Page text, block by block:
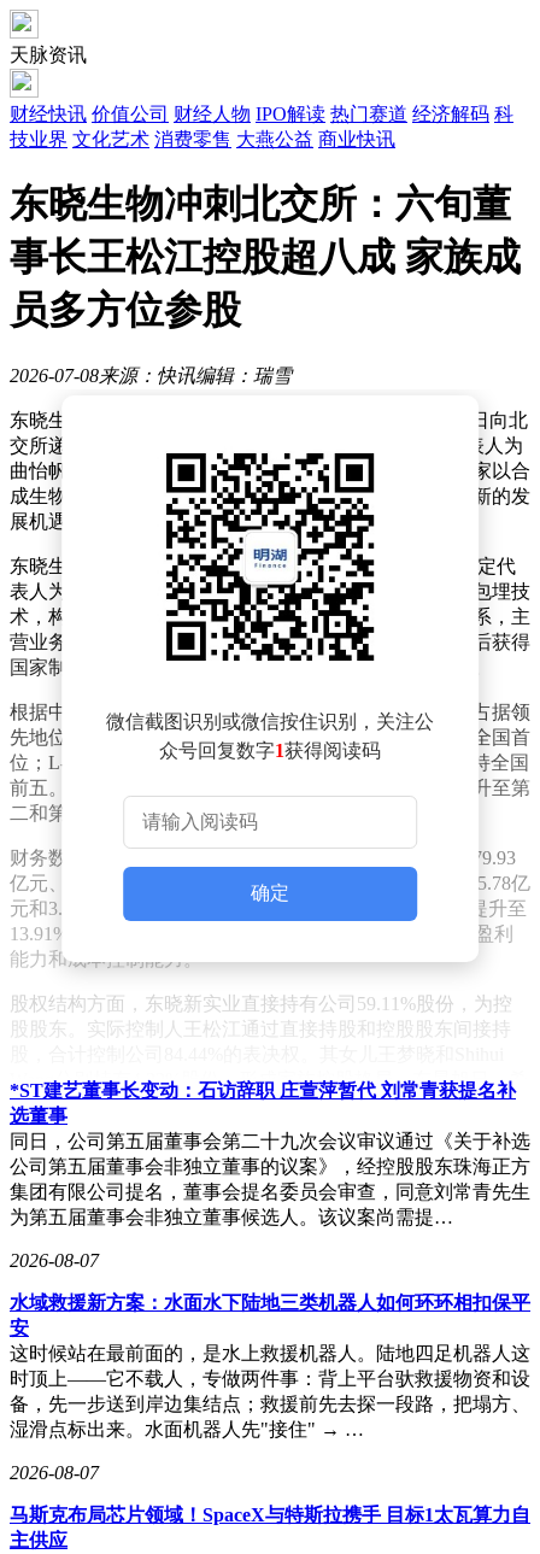
天脉资讯
财经快讯 价值公司 财经人物 IPO解读 热门赛道 经济解码 科
技业界 文化艺术 消费零售 大燕公益 商业快讯
东晓生物冲刺北交所：六旬董
事长王松江控股超八成 家族成
员多方位参股
2026-07-08来源：快讯编辑：瑞雪
东晓生物科技股份有限公司（以下简称“东晓生物”）近日向北
交所递交了IPO申请，中信证券担任保荐机构，保荐代表人为
曲怡帆和张刚，中兴华会计师事务所负责审计工作。这家以合
成生物技术为核心的企业，正通过资本市场的力量寻求新的发
展机遇。
东晓生物成立于2004年12月，注册资本9474.03万元，法定代
表人为王松江。公司依托合成生物、精密发酵和微胶囊包埋技
术，构建了从工业菌种研发到智能化生产的全产业链体系，主
营业务涵盖玉米精深加工领域。凭借技术优势，公司先后获得
国家制造业单项冠军等荣誉，在行业内树立了标杆地位。
根据中国生物发酵产业协会数据，东晓生物在细分市场占据领
先地位。报告期内，公司植脂末产品销量连续三年位居全国首
位；L-赖氨酸硫酸盐、精氨酸等九类产品的销量持续保持全国
前五。其中，精氨酸和缬氨酸在2025年的市场排名分别升至第
二和第六位，展现出强劲的增长势头。
财务数据显示，2023年至2025年，公司营业收入分别为79.93
亿元、78.40亿元和77.48亿元，净利润分别为2.98亿元、5.78亿
元和3.83亿元。尽管营收略有波动，但毛利率从10.33%提升至
13.91%后，仍维持在11.74%的合理水平，反映出较强的盈利
能力和成本控制能力。
股权结构方面，东晓新实业直接持有公司59.11%股份，为控
股股东。实际控制人王松江通过直接持股和控股股东间接持
Wang分别持有4.22%股份，形成家族控股格局。东昇旭日、希
努尔国际等机构投资者也持有一定比例股份，为公司的治理结
构增添了市场化元素。
公司管理层呈现明显的家族特征。董事长王松江拥有本科学历
和高级工程师职称，曾在青岛益青味精和诸城光浩工贸担任高
管，具备丰富的行业经验。副总经理王松德是其胞弟，自2007
年加入公司后长期负责内贸业务。副董事长李天罡作为王松江
势，已迅速晋升为常务副总经理兼董事会秘书，成为管理层核
心成员之一。
值得注意的是，公司通过员工持股平台东昇旭日实施股权激
励，王梦晓的配偶李天罡持有14.06%出资份额，王松江的弟
弟王松德和姐夫张崇升也分别持有2.81%和0.42%份额。这种
极性。希努尔国际作为战略投资者，其背后实控人王桂波与
网络。
微信截图识别或微信按住识别，关注公
众号回复数字1获得阅读码
确定
*ST建艺董事长变动：石访辞职 庄萱萍暂代 刘常青获提名补
选董事
同日，公司第五届董事会第二十九次会议审议通过《关于补选
公司第五届董事会非独立董事的议案》，经控股股东珠海正方
集团有限公司提名，董事会提名委员会审查，同意刘常青先生
为第五届董事会非独立董事候选人。该议案尚需提…
2026-08-07
水域救援新方案：水面水下陆地三类机器人如何环环相扣保平
安
这时候站在最前面的，是水上救援机器人。陆地四足机器人这
时顶上——它不载人，专做两件事：背上平台驮救援物资和设
备，先一步送到岸边集结点；救援前先去探一段路，把塌方、
湿滑点标出来。水面机器人先"接住" → …
2026-08-07
马斯克布局芯片领域！SpaceX与特斯拉携手 目标1太瓦算力自
主供应